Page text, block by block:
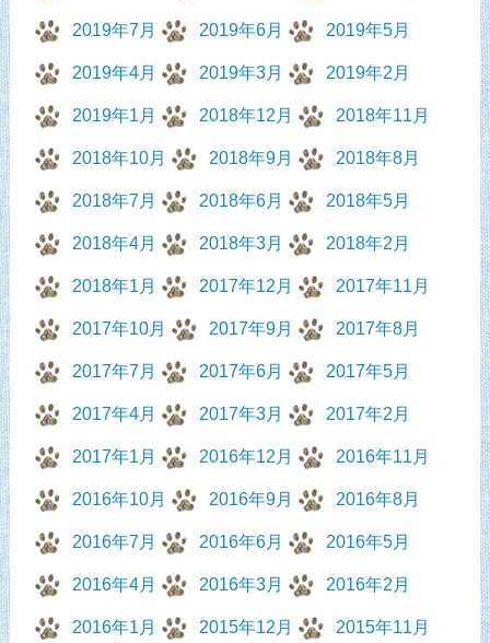
2019年7月 2019年6月 2019年5月
2019年4月 2019年3月 2019年2月
2019年1月 2018年12月 2018年11月
2018年10月 2018年9月 2018年8月
2018年7月 2018年6月 2018年5月
2018年4月 2018年3月 2018年2月
2018年1月 2017年12月 2017年11月
2017年10月 2017年9月 2017年8月
2017年7月 2017年6月 2017年5月
2017年4月 2017年3月 2017年2月
2017年1月 2016年12月 2016年11月
2016年10月 2016年9月 2016年8月
2016年7月 2016年6月 2016年5月
2016年4月 2016年3月 2016年2月
2016年1月 2015年12月 2015年11月